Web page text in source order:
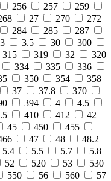
256 257
259
27 270
272
284 285
287
3 3.5 30
300
315 319 32
320
334 335
336
350 354
358
37 37.8
370
394 4
4.5
410 412
42
45 450
455
47 48
48.2
5.4 5.5 5.7
5.8
52 520 53
530
550 56 560
57